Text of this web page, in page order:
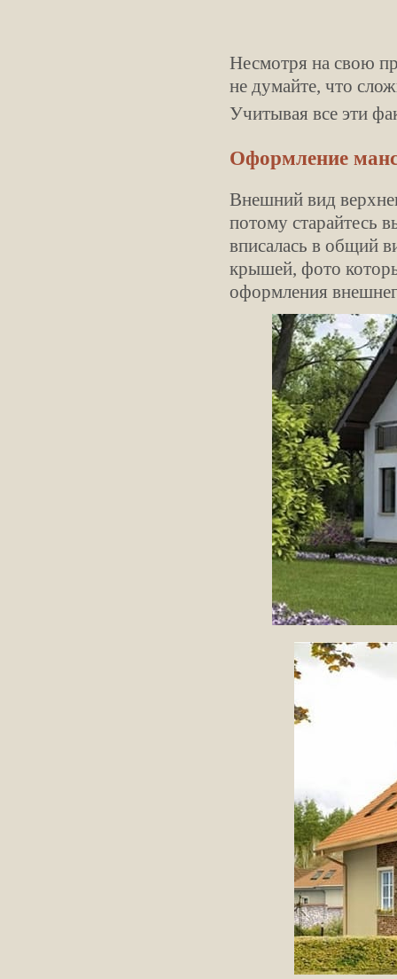
Несмотря на свою
не думайте, что
Учитывая все эти
Оформление
Внешний вид
потому старайтесь
вписалась в общий
крышей, фото
оформления